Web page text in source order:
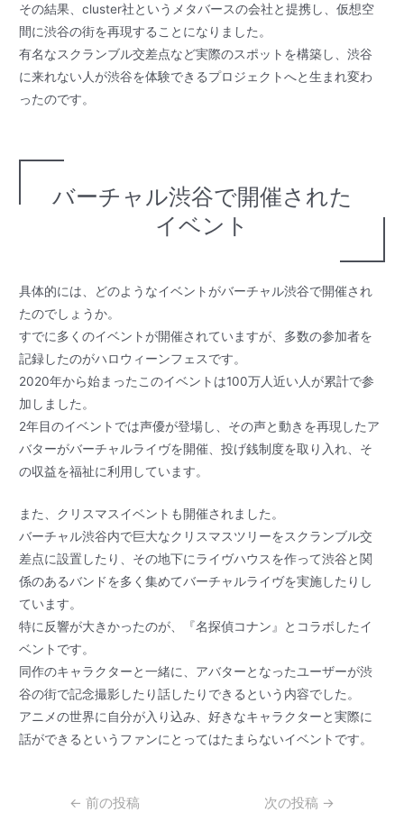
その結果、cluster社というメタバースの会社と提携し、仮想空
間に渋谷の街を再現することになりました。
有名なスクランブル交差点など実際のスポットを構築し、渋谷
に来れない人が渋谷を体験できるプロジェクトへと生まれ変わ
ったのです。
バーチャル渋谷で開催された
イベント
具体的には、どのようなイベントがバーチャル渋谷で開催され
たのでしょうか。
すでに多くのイベントが開催されていますが、多数の参加者を
記録したのがハロウィーンフェスです。
2020年から始まったこのイベントは100万人近い人が累計で参
加しました。
2年目のイベントでは声優が登場し、その声と動きを再現したア
バターがバーチャルライヴを開催、投げ銭制度を取り入れ、そ
の収益を福祉に利用しています。
また、クリスマスイベントも開催されました。
バーチャル渋谷内で巨大なクリスマスツリーをスクランブル交
差点に設置したり、その地下にライヴハウスを作って渋谷と関
係のあるバンドを多く集めてバーチャルライヴを実施したりし
ています。
特に反響が大きかったのが、『名探偵コナン』とコラボしたイ
ベントです。
同作のキャラクターと一緒に、アバターとなったユーザーが渋
谷の街で記念撮影したり話したりできるという内容でした。
アニメの世界に自分が入り込み、好きなキャラクターと実際に
話ができるというファンにとってはたまらないイベントです。
← 前の投稿 次の投稿 →